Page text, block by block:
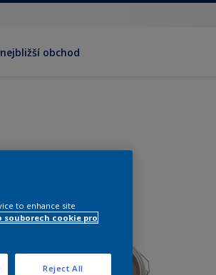
obchod
to enhance site
souborech cookie pro
Reject All